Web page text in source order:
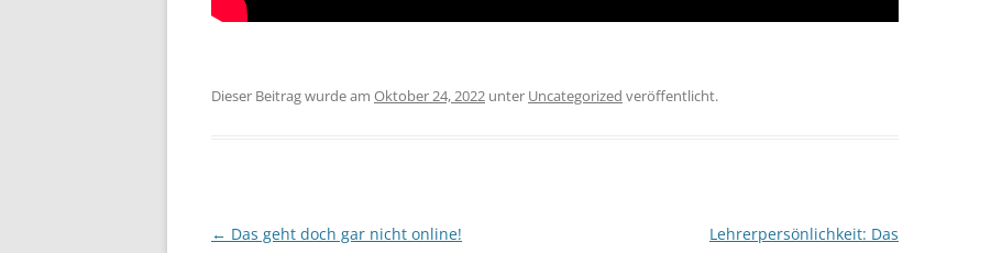
Dieser Beitrag wurde am Oktober 24, 2022 unter Uncategorized veröffentlicht.
Beitragsnavigation
← Das geht doch gar nicht online!
Lehrerpersönlichkeit: Das